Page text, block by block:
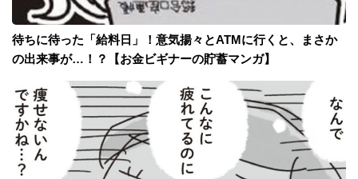
待ちに待った「給料日」！意気揚々とATMに行くと、まさか
の出来事が…！？【お金ビギナーの貯蓄マンガ】